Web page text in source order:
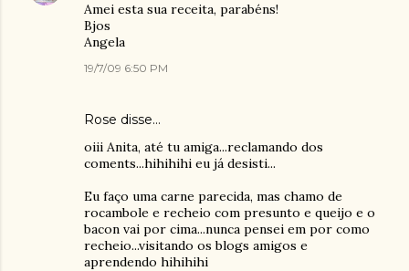
Amei esta sua receita, parabéns!
Bjos
Angela
19/7/09 6:50 PM
Rose disse…
oiii Anita, até tu amiga...reclamando dos
coments...hihihihi eu já desisti...
Eu faço uma carne parecida, mas chamo de
rocambole e recheio com presunto e queijo e o
bacon vai por cima...nunca pensei em por como
recheio...visitando os blogs amigos e
aprendendo hihihihi